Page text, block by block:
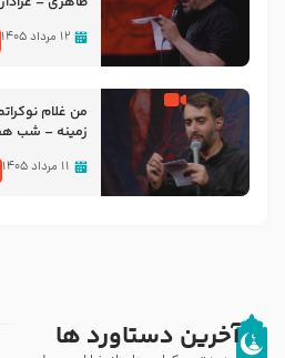
۱۲ مرداد ۱۴۰۵
من غلام
۱۱ مرداد ۱۴۰۵
آخرین دستاورد ها